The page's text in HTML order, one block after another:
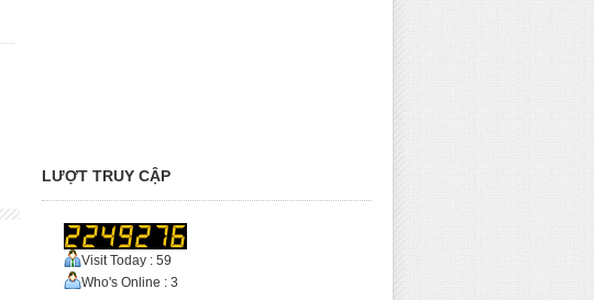
LƯỢT TRUY CẬP
Visit Today : 59
Who's Online : 3